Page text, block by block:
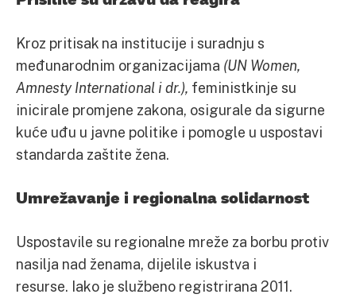
Kroz pritisak na institucije i suradnju s
međunarodnim organizacijama (UN Women,
Amnesty International i dr.), feministkinje su
inicirale promjene zakona, osigurale da sigurne
kuće uđu u javne politike i pomogle u uspostavi
standarda zaštite žena.
Umrežavanje i regionalna solidarnost
Uspostavile su regionalne mreže za borbu protiv
nasilja nad ženama, dijelile iskustva i
resurse. Iako je službeno registrirana 2011.